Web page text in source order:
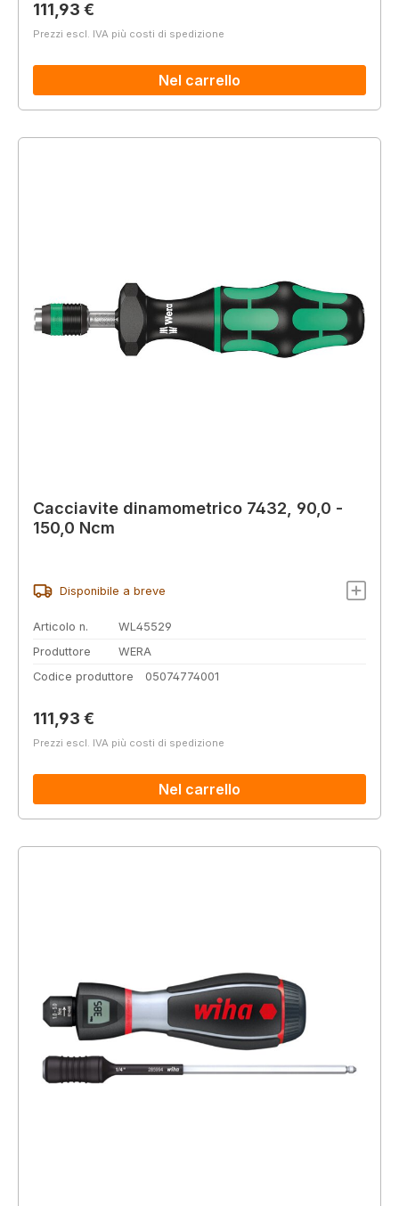
Prezzo normale:
111,93 €
Prezzi escl. IVA più costi di spedizione
Nel carrello
Cacciavite dinamometrico 7432, 90,0 -
150,0 Ncm
Disponibile a breve
Articolo n.
WL45529
Produttore
WERA
Codice produttore
05074774001
Prezzo normale:
111,93 €
Prezzi escl. IVA più costi di spedizione
Nel carrello